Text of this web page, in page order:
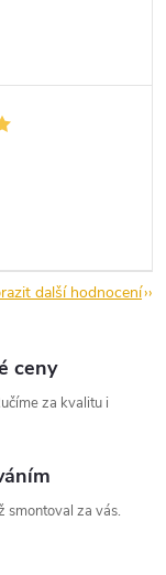
další hodnocení
ceny
za kvalitu i
smontoval za vás.